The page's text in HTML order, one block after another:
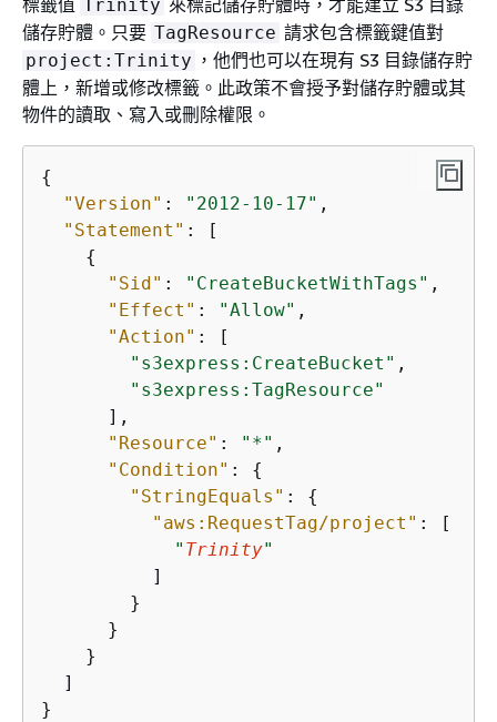
Trinity
儲存貯體。只要 TagResource 請求包含標籤鍵值對
project:Trinity ，他們也可以在現有 S3 目錄儲存貯
體上，新增或修改標籤。此政策不會授予對儲存貯體或其
物件的讀取、寫入或刪除權限。
{
"Version" : "2012-10-17" ,
"Statement" : [
{
"Sid" : "CreateBucketWithTags" ,
"Effect" : "Allow" ,
"Action" : [
"s3express:CreateBucket" ,
"s3express:TagResource"
      ],
"Resource" : "*" ,
"Condition" : {
"StringEquals" : {
"aws:RequestTag/project" : [
" Trinity"
          ]
        }
      }
    }
  ]